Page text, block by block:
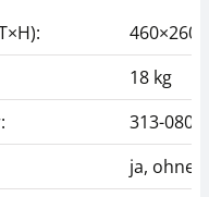
18 kg
313-080-
ja, ohne